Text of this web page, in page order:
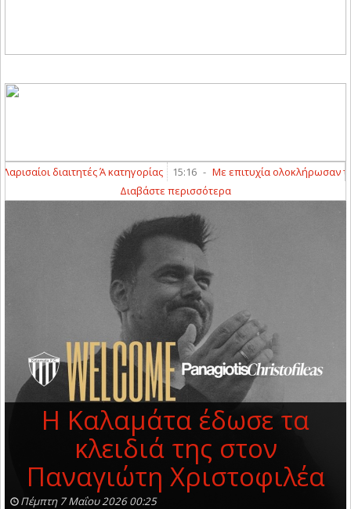
διαιτητές Ά κατηγορίας 15:16 - Με επιτυχία ολοκλήρωσαν τα
Διαβάστε περισσότερα
Η Καλαμάτα έδωσε τα
κλειδιά της στον
Παναγιώτη Χριστοφιλέα
Πέμπτη 7 Μαΐου 2026 00:25